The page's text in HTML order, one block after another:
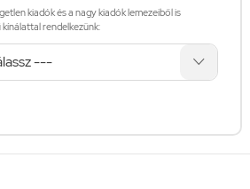
kiadók és a nagy kiadók lemezeiből is
rendelkezünk: